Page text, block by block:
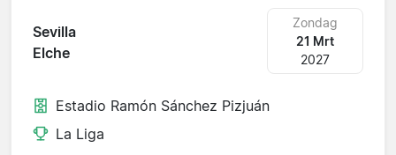
Sevilla
Elche
Zondag
21 Mrt
2027
Estadio Ramón Sánchez Pizjuán
La Liga